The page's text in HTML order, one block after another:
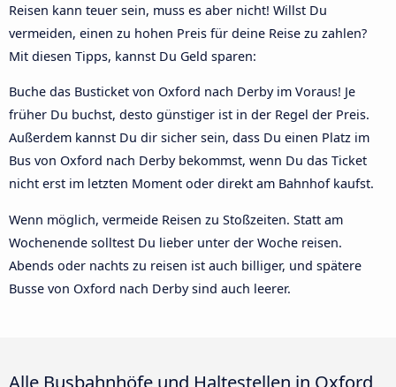
Reisen kann teuer sein, muss es aber nicht! Willst Du
vermeiden, einen zu hohen Preis für deine Reise zu zahlen?
Mit diesen Tipps, kannst Du Geld sparen:
Buche das Busticket von Oxford nach Derby im Voraus! Je
früher Du buchst, desto günstiger ist in der Regel der Preis.
Außerdem kannst Du dir sicher sein, dass Du einen Platz im
Bus von Oxford nach Derby bekommst, wenn Du das Ticket
nicht erst im letzten Moment oder direkt am Bahnhof kaufst.
Wenn möglich, vermeide Reisen zu Stoßzeiten. Statt am
Wochenende solltest Du lieber unter der Woche reisen.
Abends oder nachts zu reisen ist auch billiger, und spätere
Busse von Oxford nach Derby sind auch leerer.
Alle Busbahnhöfe und Haltestellen in Oxford